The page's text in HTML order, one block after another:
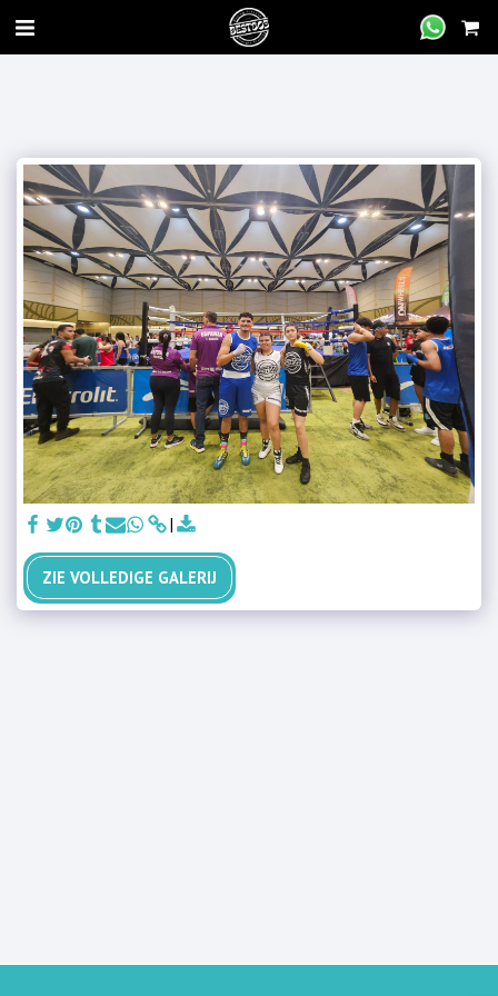
ZIE VOLLEDIGE GALERIJ